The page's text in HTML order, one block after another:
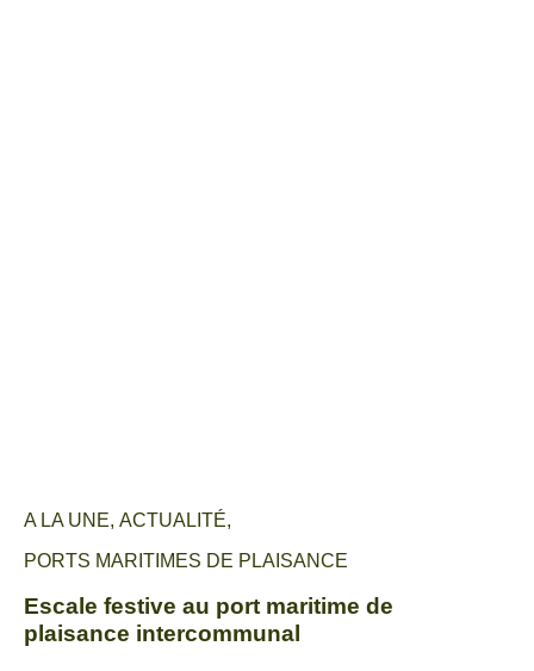
A LA UNE, ACTUALITÉ,
PORTS MARITIMES DE PLAISANCE
Escale festive au port maritime de
plaisance intercommunal